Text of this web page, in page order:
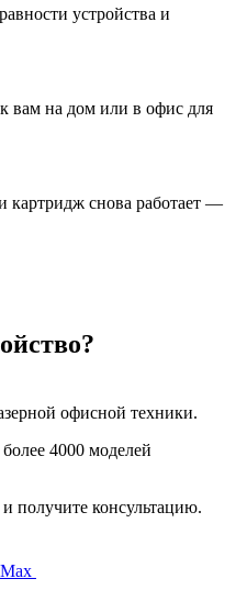
устройства и
вам на дом или в офис для
картридж снова работает —
офисной техники.
4000 моделей
получите консультацию.